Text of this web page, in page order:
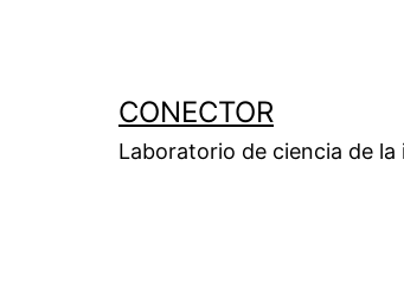
CONECTOR
Laboratorio de ciencia de